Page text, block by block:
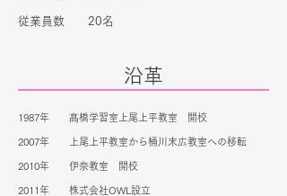
従業員数 20名
沿革
1987年 髙橋学習室上尾上平教室 開校
2007年 上尾上平教室から桶川末広教室への移転
2010年 伊奈教室 開校
2011年 株式会社OWL設立